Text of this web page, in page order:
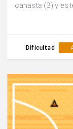
canasta (3),y
Dificultad